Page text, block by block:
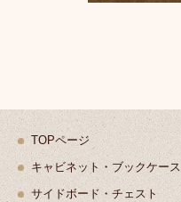
TOPページ
キャビネット・ブックケース
サイドボード・チェスト